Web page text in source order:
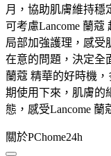
月，協助肌膚維持穩
可考慮Lancome 蘭
局部加強護理，感受
在意的問題，決定全
蘭蔻 精華的好時機
期使用下來，肌膚的
態，感受Lancome 蘭
關於PChome24h